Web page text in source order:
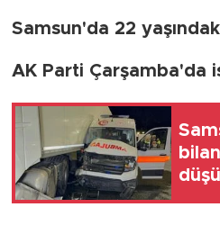
Samsun'da 22
AK Parti Çarşamba'da